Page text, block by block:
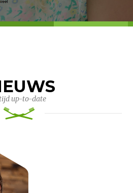
up-to-date